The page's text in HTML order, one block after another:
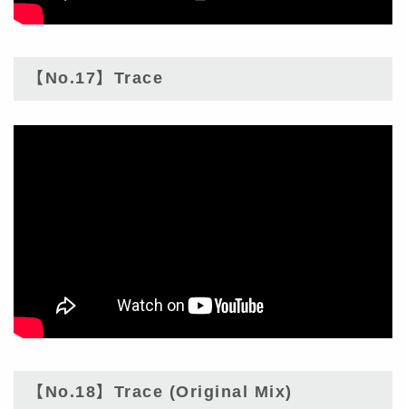
【No.17】Trace
【No.18】Trace (Original Mix)